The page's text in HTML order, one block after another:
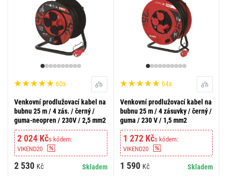
60x
Venkovní prodlužovací kabel na
bubnu 25 m / 4 zás. / černý /
guma-neopren / 230V / 2,5 mm2
2 024 Kčs kódem:
VIKEND20
2 530 Kč Skladem
64x
Venkovní prodlužovací kabel na
bubnu 25 m / 4 zásuvky / černý /
guma / 230 V / 1,5 mm2
1 272 Kčs kódem:
VIKEND20
1 590 Kč Skladem